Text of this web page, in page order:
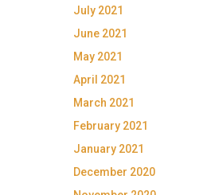
July 2021
June 2021
May 2021
April 2021
March 2021
February 2021
January 2021
December 2020